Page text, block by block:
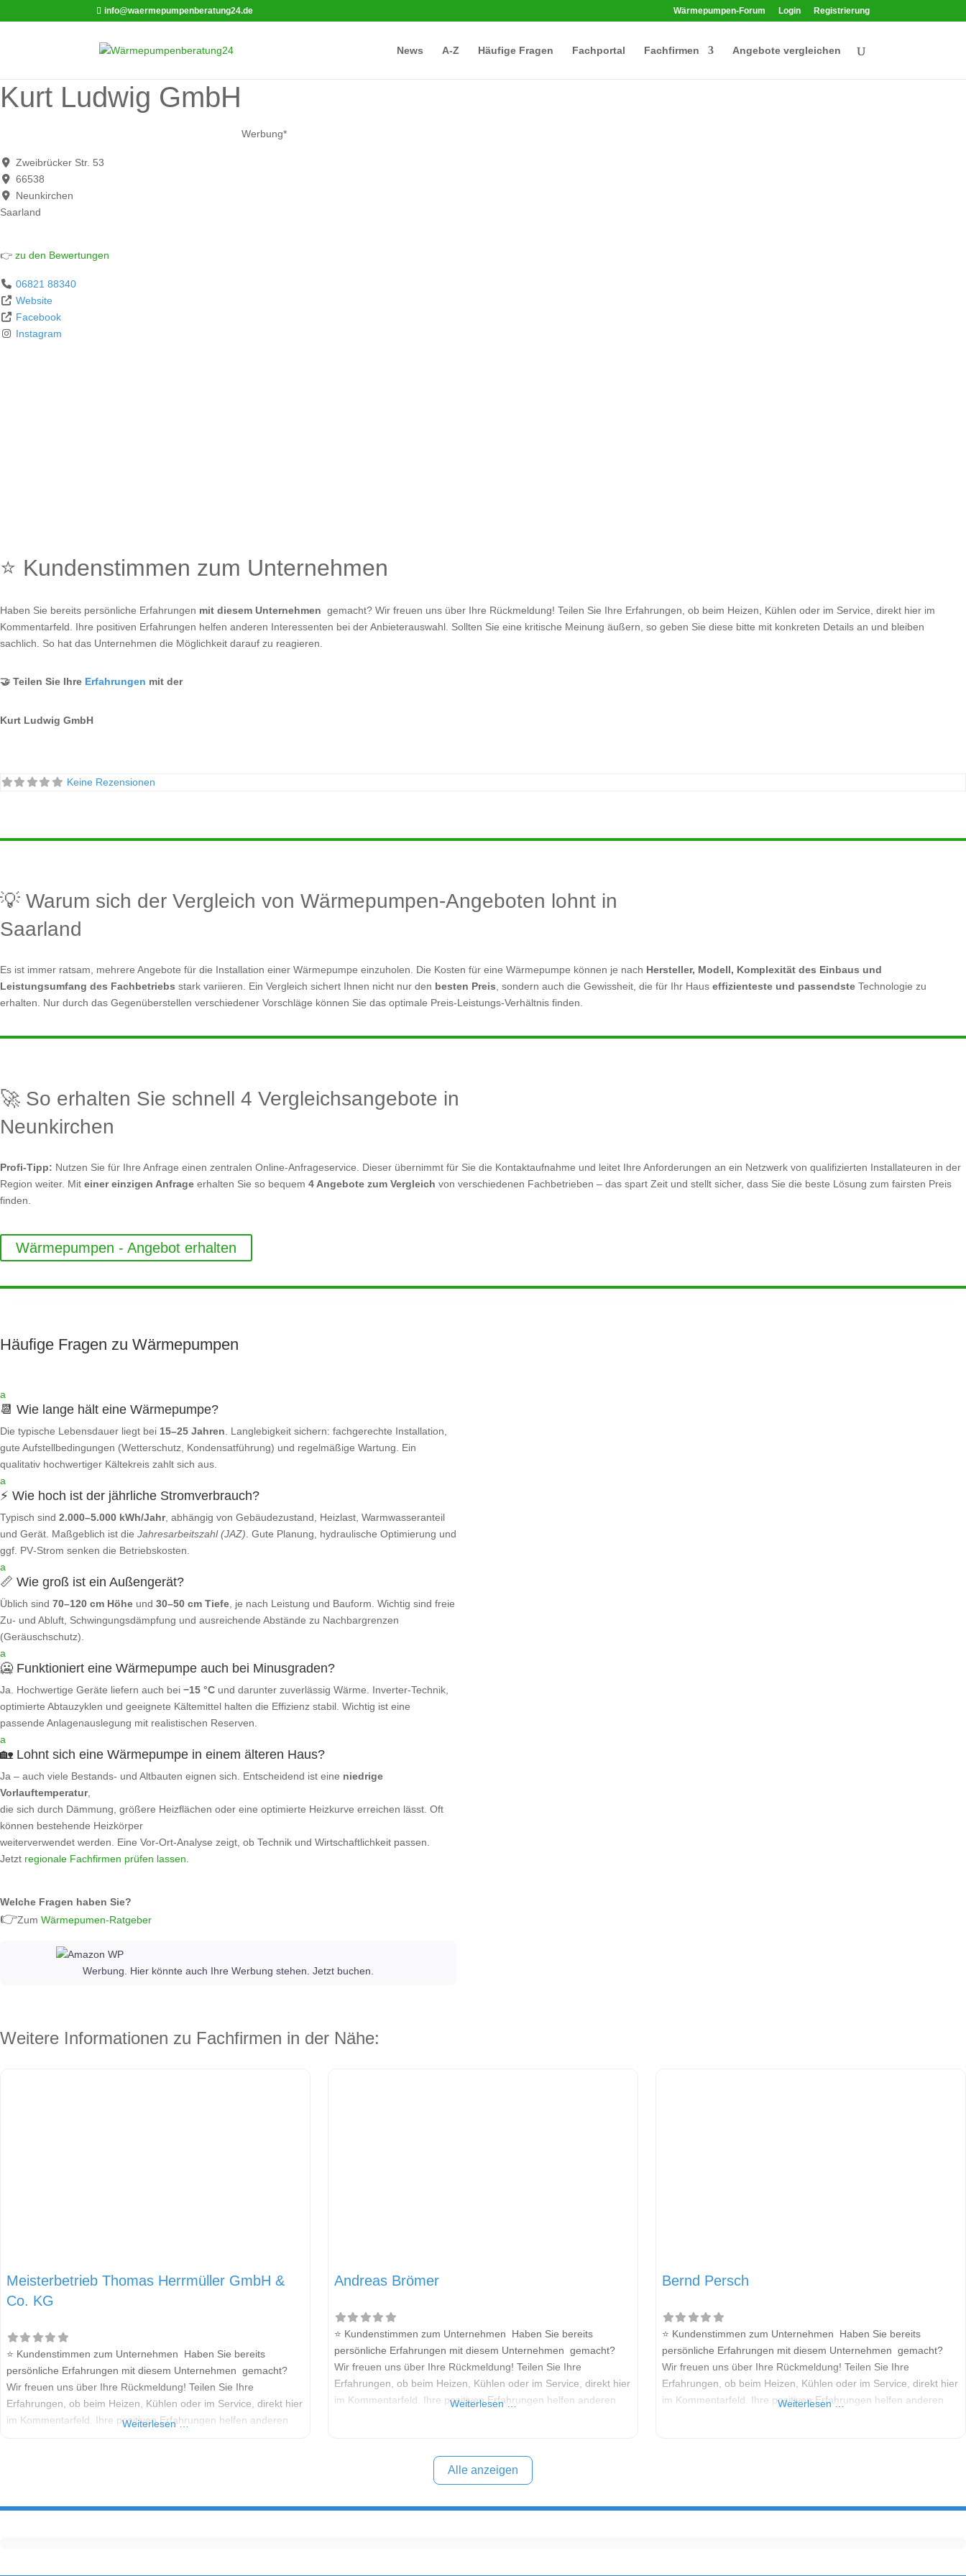
info@waermepumpenberatung24.de Wärmepumpen-Forum Login Registrierung
News A-Z Häufige Fragen Fachportal Fachfirmen Angebote vergleichen
Kurt Ludwig GmbH
Werbung*
Zweibrücker Str. 53
66538
Neunkirchen
Saarland
👉 zu den Bewertungen
06821 88340
Website
Facebook
Instagram
⭐ Kundenstimmen zum Unternehmen
Haben Sie bereits persönliche Erfahrungen mit diesem Unternehmen gemacht? Wir freuen uns über Ihre Rückmeldung! Teilen Sie Ihre Erfahrungen, ob beim Heizen, Kühlen oder im Service, direkt hier im
Kommentarfeld. Ihre positiven Erfahrungen helfen anderen Interessenten bei der Anbieterauswahl. Sollten Sie eine kritische Meinung äußern, so geben Sie diese bitte mit konkreten Details an und bleiben
sachlich. So hat das Unternehmen die Möglichkeit darauf zu reagieren.
🤝 Teilen Sie Ihre Erfahrungen mit der
Kurt Ludwig GmbH
Keine Rezensionen
💡 Warum sich der Vergleich von Wärmepumpen-Angeboten lohnt in
Saarland
Es ist immer ratsam, mehrere Angebote für die Installation einer Wärmepumpe einzuholen. Die Kosten für eine Wärmepumpe können je nach Hersteller, Modell, Komplexität des Einbaus und
Leistungsumfang des Fachbetriebs stark variieren. Ein Vergleich sichert Ihnen nicht nur den besten Preis , sondern auch die Gewissheit, die für Ihr Haus effizienteste und passendste Technologie zu
erhalten. Nur durch das Gegenüberstellen verschiedener Vorschläge können Sie das optimale Preis-Leistungs-Verhältnis finden.
🚀 So erhalten Sie schnell 4 Vergleichsangebote in
Neunkirchen
Profi-Tipp: Nutzen Sie für Ihre Anfrage einen zentralen Online-Anfrageservice. Dieser übernimmt für Sie die Kontaktaufnahme und leitet Ihre Anforderungen an ein Netzwerk von qualifizierten Installateuren in der
Region weiter. Mit einer einzigen Anfrage erhalten Sie so bequem 4 Angebote zum Vergleich von verschiedenen Fachbetrieben – das spart Zeit und stellt sicher, dass Sie die beste Lösung zum fairsten Preis
finden.
Wärmepumpen - Angebot erhalten
Häufige Fragen zu Wärmepumpen
a
📆 Wie lange hält eine Wärmepumpe?
Die typische Lebensdauer liegt bei 15–25 Jahren. Langlebigkeit sichern: fachgerechte Installation,
gute Aufstellbedingungen (Wetterschutz, Kondensatführung) und regelmäßige Wartung. Ein
qualitativ hochwertiger Kältekreis zahlt sich aus.
a
⚡ Wie hoch ist der jährliche Stromverbrauch?
Typisch sind 2.000–5.000 kWh/Jahr, abhängig von Gebäudezustand, Heizlast, Warmwasseranteil
und Gerät. Maßgeblich ist die Jahresarbeitszahl (JAZ). Gute Planung, hydraulische Optimierung und
ggf. PV‑Strom senken die Betriebskosten.
a
📏 Wie groß ist ein Außengerät?
Üblich sind 70–120 cm Höhe und 30–50 cm Tiefe, je nach Leistung und Bauform. Wichtig sind freie
Zu‑ und Abluft, Schwingungsdämpfung und ausreichende Abstände zu Nachbargrenzen
(Geräuschschutz).
a
🥶 Funktioniert eine Wärmepumpe auch bei Minusgraden?
Ja. Hochwertige Geräte liefern auch bei −15 °C und darunter zuverlässig Wärme. Inverter‑Technik,
optimierte Abtauzyklen und geeignete Kältemittel halten die Effizienz stabil. Wichtig ist eine
passende Anlagenauslegung mit realistischen Reserven.
a
🏡 Lohnt sich eine Wärmepumpe in einem älteren Haus?
Ja – auch viele Bestands- und Altbauten eignen sich. Entscheidend ist eine niedrige
Vorlauftemperatur,
die sich durch Dämmung, größere Heizflächen oder eine optimierte Heizkurve erreichen lässt. Oft
können bestehende Heizkörper
weiterverwendet werden. Eine Vor-Ort‑Analyse zeigt, ob Technik und Wirtschaftlichkeit passen.
Jetzt regionale Fachfirmen prüfen lassen.
Welche Fragen haben Sie?
👉Zum Wärmepumen-Ratgeber
Werbung. Hier könnte auch Ihre Werbung stehen. Jetzt buchen.
Weitere Informationen zu Fachfirmen in der Nähe:
Meisterbetrieb Thomas Herrmüller GmbH &
Co. KG
⭐ Kundenstimmen zum Unternehmen Haben Sie bereits
persönliche Erfahrungen mit diesem Unternehmen gemacht?
Wir freuen uns über Ihre Rückmeldung! Teilen Sie Ihre
Erfahrungen, ob beim Heizen, Kühlen oder im Service, direkt hier
im Kommentarfeld. Ihre positiven Erfahrungen helfen anderen
Weiterlesen …
Andreas Brömer
⭐ Kundenstimmen zum Unternehmen Haben Sie bereits
persönliche Erfahrungen mit diesem Unternehmen gemacht?
Wir freuen uns über Ihre Rückmeldung! Teilen Sie Ihre
Erfahrungen, ob beim Heizen, Kühlen oder im Service, direkt hier
im Kommentarfeld. Ihre positiven Erfahrungen helfen anderen
Weiterlesen …
Bernd Persch
⭐ Kundenstimmen zum Unternehmen Haben Sie bereits
persönliche Erfahrungen mit diesem Unternehmen gemacht?
Wir freuen uns über Ihre Rückmeldung! Teilen Sie Ihre
Erfahrungen, ob beim Heizen, Kühlen oder im Service, direkt hier
im Kommentarfeld. Ihre positiven Erfahrungen helfen anderen
Weiterlesen …
Alle anzeigen